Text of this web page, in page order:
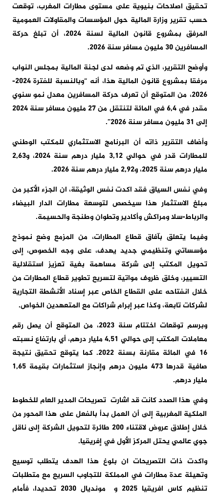
تحقيق اصلاحات بنيوية على مستوى مطارات المغرب، توقعت
حسب تقرير وزارة المالية حول المؤسسات والمقاولات العمومية
المرفق بمشروع قانون المالية لسنة 2024، أن تبلغ حركة
المسافرين 30 مليون مسافر سنة 2026.
وأوضح التقرير، الذي تم وضعه لدى لجنة المالية بمجلس النواب
مرفقا بمشروع قانون المالية هذا، أنه “وبالنسبة للفترة 2024-
2026، من المتوقع أن تعرف حركة المسافرين معدل نمو سنوي
مقدر في 6,4 في المائة لتنتقل من 27 مليون مسافر سنة 2024
إلى 31 مليون مسافر سنة 2026”.
وأضاف التقرير ذاته أن البرنامج الاستثماري للمكتب الوطني
للمطارات قدر في حوالي 3,12 مليار درهم سنة 2024، و2,63
مليار درهم سنة 2025، و2,92 مليار درهم سنة 2026.
وفي نفس السياق فقد اكدت نفس الوثيقة، ان الجزء الأكبر من
مبلغ الاستثمار هذا سيخصص لتوسعة مطارات الدار البيضاء
والرباط-سلا ومراكش وأكادير وتطوان وطنجة والحسيمة.
وفيما يتعلق بآفاق قطاع المطارات، من المزمع وضع نموذج
مؤسساتي وتنظيمي جديد يهدف، على وجه الخصوص، إلى
تحويل المكتب إلى شركة مساهمة بغية تعزيز استقلالية
التسيير، وخلق ظروف مواتية لتسريع تطوير قطاع المطارات من
خلال انفتاحه على القطاع الخاص عبر إسناد الأنشطة التجارية
لشركات تابعة، وكذا عبر إبرام شراكات مع المتعهدين الخواص.
وبرسم توقعات اختتام سنة 2023، من المتوقع أن يصل رقم
معاملات المكتب إلى حوالي 4,51 مليار درهم، أي بارتفاع نسبته
16 في المائة مقارنة بسنة 2022. كما يتوقع تحقيق نتيجة
صافية قدرها 473 مليون درهم وإنجاز استثمارات بقيمة 1,65
مليار درهم.
وفي هذا الصدد كانت قد اشارت تصريحات المدير العام للخطوط
الملكية المغربية إلى أن العمل بدأ بالفعل على هذا المحور من
خلال إطلاق عروض لاقتناء 200 طائرة لتحويل الشركة إلى ناقل
جوي عالمي يحتل المركز الأول في إفريقيا.
واكدت ذات التصريحات ان بلوغ هذا الهدف يتطلب توسيع
وتهيئة عدة مطارات في المملكة للتجاوب السريع مع متطلبات
تنظيم كاس افريقيا 2025 و
مونديال 2030 تحديدا، فأمام